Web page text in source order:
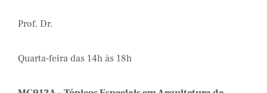
Prof. Dr.
Quarta-feira das 14h às 18h